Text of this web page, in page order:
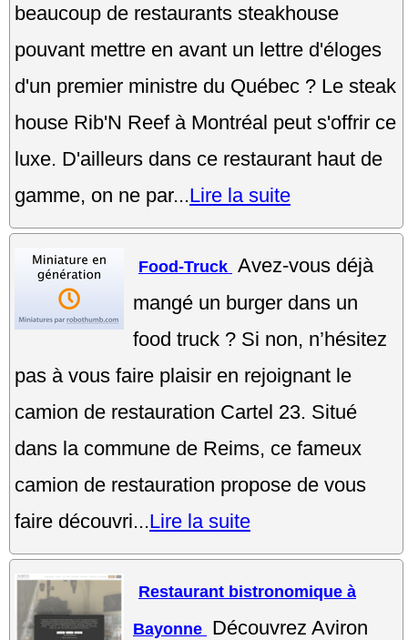
beaucoup de restaurants steakhouse
pouvant mettre en avant un lettre d'éloges
d'un premier ministre du Québec ? Le steak
house Rib'N Reef à Montréal peut s'offrir ce
luxe. D'ailleurs dans ce restaurant haut de
gamme, on ne par...Lire la suite
Food-Truck Avez-vous déjà
mangé un burger dans un
food truck ? Si non, n’hésitez
pas à vous faire plaisir en rejoignant le
camion de restauration Cartel 23. Situé
dans la commune de Reims, ce fameux
camion de restauration propose de vous
faire découvri...Lire la suite
Restaurant bistronomique à
Bayonne Découvrez Aviron